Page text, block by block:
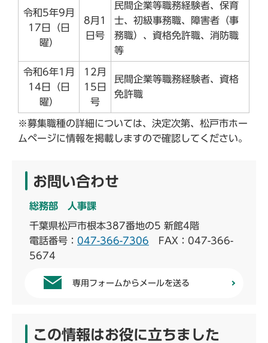
令和5年9月
17日（日
曜）
8月1
日号
民間企業等職務経験者、保育
士、初級事務職、障害者（事
務職）、資格免許職、消防職
等
令和6年1月
14日（日
曜）
12月
15日
号
民間企業等職務経験者、資格
免許職
※募集職種の詳細については、決定次第、松戸市ホー
ムページに情報を掲載しますので確認してください。
お問い合わせ
総務部 人事課
千葉県松戸市根本387番地の5 新館4階
電話番号： 047-366-7306 FAX：047-366-
5674
専用フォームからメールを送る
この情報はお役に立ちました